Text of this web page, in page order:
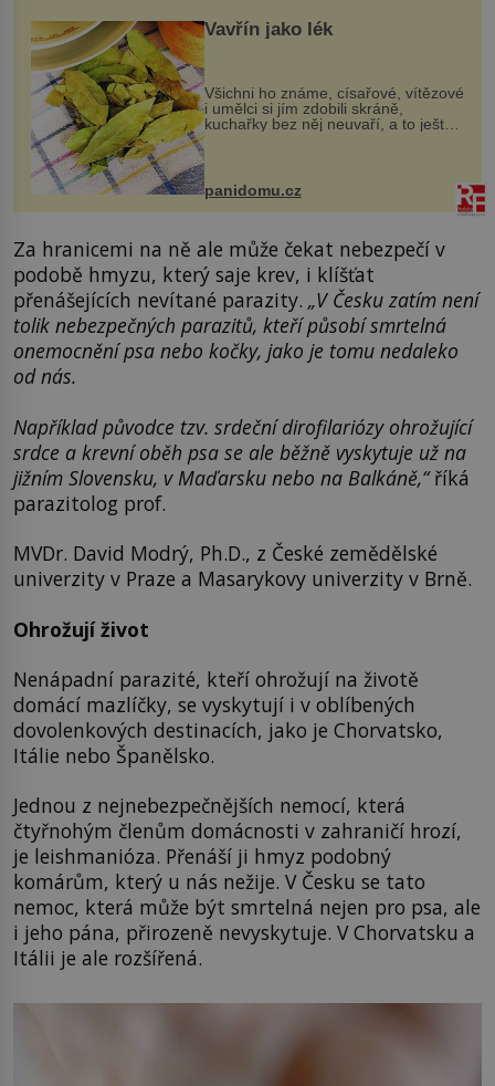
Vavřín jako lék
Všichni ho známe, císařové, vítězové
i umělci si jím zdobili skráně,
kuchařky bez něj neuvaří, a to ještě
nevíte, že bobkový list může výrazně
zmírnit některé naše neduhy.
Obsahuje v malém množství ně...
panidomu.cz
Za hranicemi na ně ale může čekat nebezpečí v
podobě hmyzu, který saje krev, i klíšťat
přenášejících nevítané parazity. „V Česku zatím není
tolik nebezpečných parazitů, kteří působí smrtelná
onemocnění psa nebo kočky, jako je tomu nedaleko
od nás.
Například původce tzv. srdeční dirofilariózy ohrožující
srdce a krevní oběh psa se ale běžně vyskytuje už na
jižním Slovensku, v Maďarsku nebo na Balkáně,“říká
parazitolog prof.
MVDr. David Modrý, Ph.D., z České zemědělské
univerzity v Praze a Masarykovy univerzity v Brně.
Ohrožují život
Nenápadní parazité, kteří ohrožují na životě
domácí mazlíčky, se vyskytují i v oblíbených
dovolenkových destinacích, jako je Chorvatsko,
Itálie nebo Španělsko.
Jednou z nejnebezpečnějších nemocí, která
čtyřnohým členům domácnosti v zahraničí hrozí,
je leishmanióza. Přenáší ji hmyz podobný
komárům, který u nás nežije. V Česku se tato
nemoc, která může být smrtelná nejen pro psa, ale
i jeho pána, přirozeně nevyskytuje. V Chorvatsku a
Itálii je ale rozšířená.